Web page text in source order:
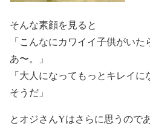
そんな素顔を見ると
「こんなにカワイイ子供がい
あ〜。」
「大人になってもっとキレイ
そうだ」
とオジさんYはさらに思うので